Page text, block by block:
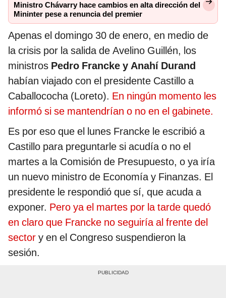
Ministro Chávarry hace cambios en alta dirección del
Mininter pese a renuncia del premier
Apenas el domingo 30 de enero, en medio de
la crisis por la salida de Avelino Guillén, los
ministros Pedro Francke y Anahí Durand
habían viajado con el presidente Castillo a
Caballococha (Loreto). En ningún momento les
informó si se mantendrían o no en el gabinete.
Es por eso que el lunes Francke le escribió a
Castillo para preguntarle si acudía o no el
martes a la Comisión de Presupuesto, o ya iría
un nuevo ministro de Economía y Finanzas. El
presidente le respondió que sí, que acuda a
exponer. Pero ya el martes por la tarde quedó
en claro que Francke no seguiría al frente del
sector y en el Congreso suspendieron la
sesión.